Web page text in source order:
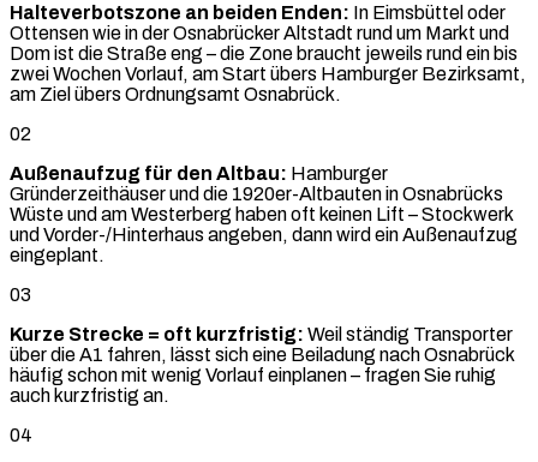
Halteverbotszone an beiden Enden: In Eimsbüttel oder
Ottensen wie in der Osnabrücker Altstadt rund um Markt und
Dom ist die Straße eng – die Zone braucht jeweils rund ein bis
zwei Wochen Vorlauf, am Start übers Hamburger Bezirksamt,
am Ziel übers Ordnungsamt Osnabrück.
02
Außenaufzug für den Altbau: Hamburger
Gründerzeithäuser und die 1920er-Altbauten in Osnabrücks
Wüste und am Westerberg haben oft keinen Lift – Stockwerk
und Vorder-/Hinterhaus angeben, dann wird ein Außenaufzug
eingeplant.
03
Kurze Strecke = oft kurzfristig: Weil ständig Transporter
über die A1 fahren, lässt sich eine Beiladung nach Osnabrück
häufig schon mit wenig Vorlauf einplanen – fragen Sie ruhig
auch kurzfristig an.
04